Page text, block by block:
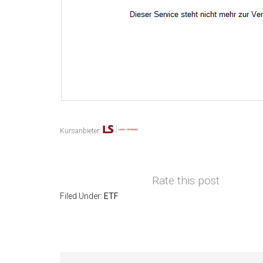
Kursanbieter:
Rate this post
Filed Under: ETF